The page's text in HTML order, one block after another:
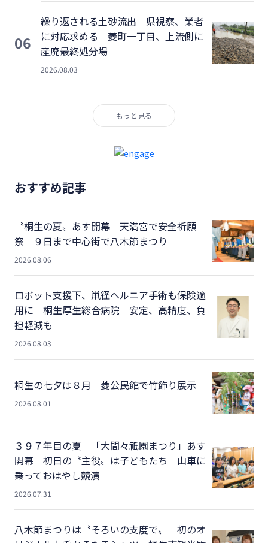
06
繰り返される土砂流出 県視察、業者
に対応求める 菱町一丁目、上流側に
産廃最終処分場
2026.08.03
もっと見る
おすすめ記事
〝桐生の夏〟あす開幕 天満宮で安全祈願
祭 ９日まで中心街で八木節まつり
2026.08.06
ロボット支援下、鼡径ヘルニア手術も保険適
用に 桐生厚生総合病院 安定、高精度、負
担軽減も
2026.08.03
桐生の七夕は８月 菱公民館で竹飾り展示
2026.08.01
３９７年目の夏 「大間々祇園まつり」あす
開幕 初日の〝主役〟は子どもたち 山車に
乗っておはやし競演
2026.07.31
八木節まつりは〝そろいの支度で〟 初のオ